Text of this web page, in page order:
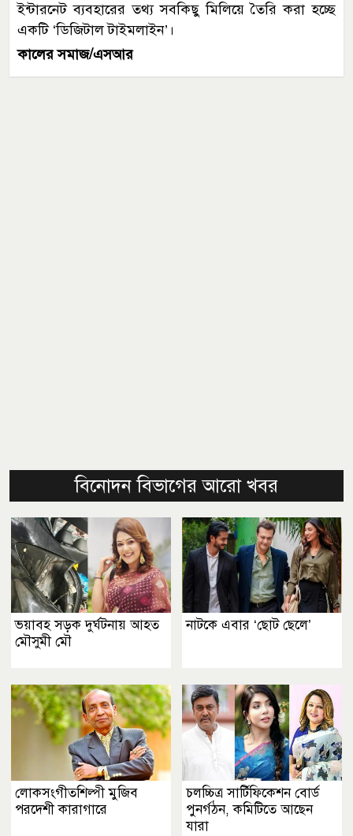
ইন্টারনেট ব্যবহারের তথ্য সবকিছু মিলিয়ে তৈরি করা হচ্ছে
একটি ‘ডিজিটাল টাইমলাইন’।
কালের সমাজ/এসআর
বিনোদন বিভাগের আরো খবর
ভয়াবহ সড়ক দুর্ঘটনায় আহত
মৌসুমী মৌ
নাটকে এবার ‘ছোট ছেলে’
লোকসংগীতশিল্পী মুজিব
পরদেশী কারাগারে
চলচ্চিত্র সার্টিফিকেশন বোর্ড
পুনর্গঠন, কমিটিতে আছেন
যারা